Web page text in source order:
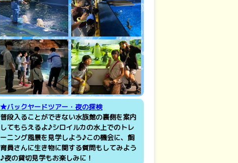
★バックヤードツアー・夜の探検
普段入ることができない水族館の裏側を案内
してもらえるよ♪シロイルカの水上でのトレ
ーニング風景を見学しよう♪この機会に、飼
育員さんに生き物に関する質問もしてみよう
♪夜の貸切見学もお楽しみに！